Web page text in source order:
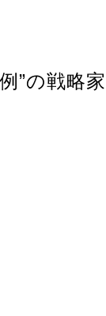
”の戦略家